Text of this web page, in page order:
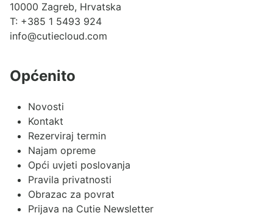
10000 Zagreb, Hrvatska
T: +385 1 5493 924
info@cutiecloud.com
Općenito
Novosti
Kontakt
Rezerviraj termin
Najam opreme
Opći uvjeti poslovanja
Pravila privatnosti
Obrazac za povrat
Prijava na Cutie Newsletter